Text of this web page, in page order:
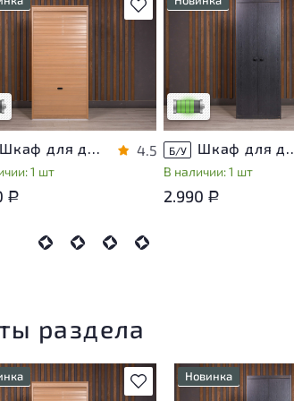
В избранное
присутствуют
следы
не влияющие
степень износа
Шкаф для документов ДСП Клен Россия
1 шт
4.5
Р
У товара присутствуют
незначительные следы
на удобство его
Низкая степень
Б/У Шкаф для
В наличии: 1 шт
2.990 Р
раздела
В избранноеНовинка